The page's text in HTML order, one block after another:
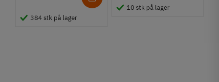
384 stk på lager
10 stk på lager